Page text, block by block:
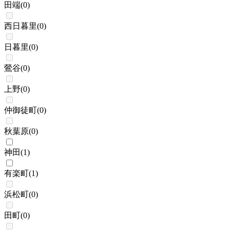
田端(0)
西日暮里(0)
日暮里(0)
鶯谷(0)
上野(0)
仲御徒町(0)
秋葉原(0)
神田(1)
有楽町(1)
浜松町(0)
田町(0)